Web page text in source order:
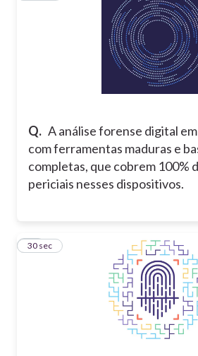
Q. A análise forense digital
com ferramentas maduras e
completas, que cobrem 100%
periciais nesses dispositivos.
12
30 sec